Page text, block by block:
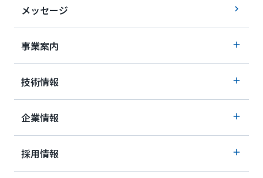
メッセージ
事業案内
技術情報
企業情報
採用情報